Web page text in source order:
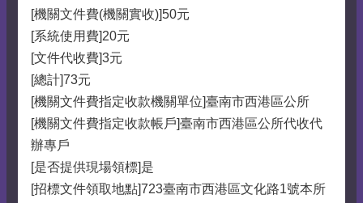
[機關文件費(機關實收)]50元
[系統使用費]20元
[文件代收費]3元
[總計]73元
[機關文件費指定收款機關單位]臺南市西港區公所
[機關文件費指定收款帳戶]臺南市西港區公所代收代
辦專戶
[是否提供現場領標]是
[招標文件領取地點]723臺南市西港區文化路1號本所